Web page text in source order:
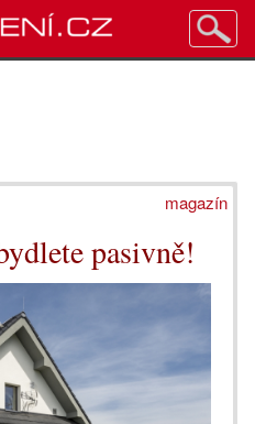
magazín
pasivně!